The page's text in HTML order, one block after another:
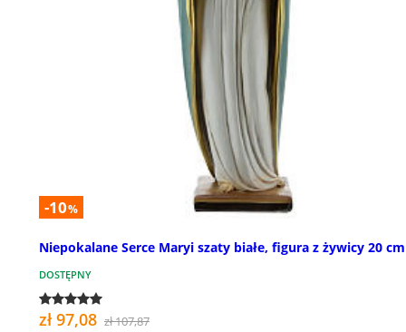
-10%
Niepokalane Serce Maryi szaty białe, figura z żywicy 20 cm
DOSTĘPNY
zł 97,08 zł 107,87